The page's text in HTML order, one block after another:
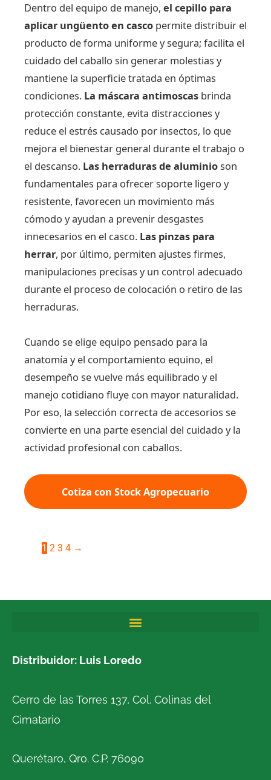
Dentro del equipo de manejo, el cepillo para
aplicar ungüento en casco permite distribuir el
producto de forma uniforme y segura; facilita el
cuidado del caballo sin generar molestias y
mantiene la superficie tratada en óptimas
condiciones. La máscara antimoscas brinda
protección constante, evita distracciones y
reduce el estrés causado por insectos, lo que
mejora el bienestar general durante el trabajo o
el descanso. Las herraduras de aluminioson
fundamentales para ofrecer soporte ligero y
resistente, favorecen un movimiento más
cómodo y ayudan a prevenir desgastes
innecesarios en el casco. Las pinzas para
herrar, por último, permiten ajustes firmes,
manipulaciones precisas y un control adecuado
durante el proceso de colocación o retiro de las
herraduras.
Cuando se elige equipo pensado para la
anatomía y el comportamiento equino, el
desempeño se vuelve más equilibrado y el
manejo cotidiano fluye con mayor naturalidad.
Por eso, la selección correcta de accesorios se
convierte en una parte esencial del cuidado y la
actividad profesional con caballos.
Cotiza con Stock Agropecuario
1 2 3 4 →
Distribuidor: Luis Loredo
Cerro de las Torres 137, Col. Colinas del
Cimatario
Querétaro, Qro. C.P. 76090